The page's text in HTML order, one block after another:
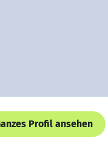
Profil ansehen